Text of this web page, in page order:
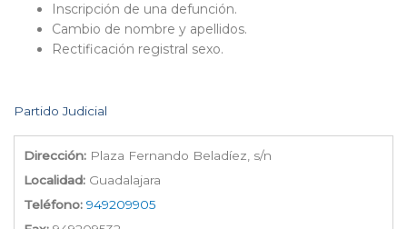
Inscripción de una defunción.
Cambio de nombre y apellidos.
Rectificación registral sexo.
Partido Judicial
Dirección: Plaza Fernando Beladíez, s/n
Localidad: Guadalajara
Teléfono: 949209905